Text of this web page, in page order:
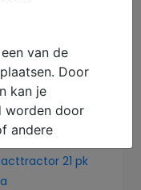
21 pk